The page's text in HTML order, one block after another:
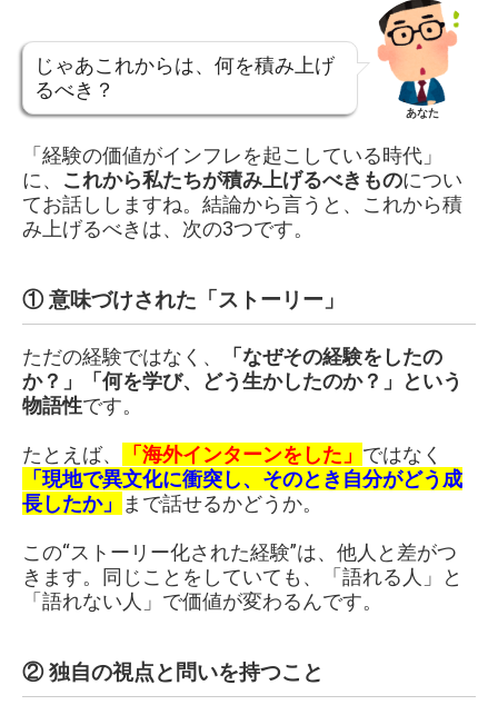
じゃあこれからは、何を積み上げ
るべき？
あなた
「経験の価値がインフレを起こしている時代」
に、 これから私たちが積み上げるべきものについ
てお話ししますね。結論から言うと、これから積
み上げるべきは、次の3つです。
① 意味づけされた「ストーリー」
ただの経験ではなく、
「なぜその経験をしたの
か？」「何を学び、どう生かしたのか？」という
物語性です。
たとえば、 「海外インターンをした」 ではなく
「現地で異文化に衝突し、そのとき自分がどう成
長したか」
まで話せるかどうか。
この“ストーリー化された経験”は、他人と差がつ
きます。同じことをしていても、「語れる人」と
「語れない人」で価値が変わるんです。
② 独自の視点と問いを持つこと